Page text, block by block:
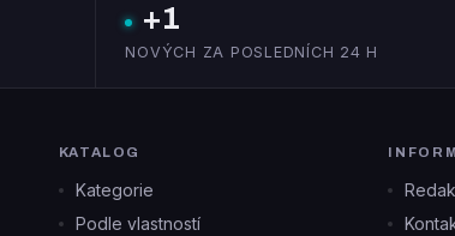
+1
NOVÝCH ZA POSLEDNÍCH 24 H
KATALOG
Kategorie
Podle vlastností